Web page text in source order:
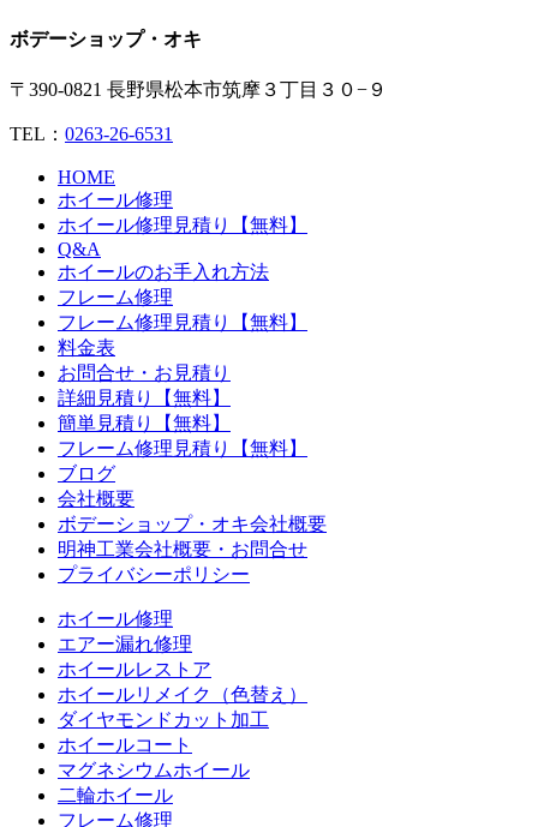
ボデーショップ・オキ
〒390-0821 長野県松本市筑摩３丁目３０−９
TEL： 0263-26-6531
HOME
ホイール修理
ホイール修理見積り【無料】
Q&A
ホイールのお手入れ方法
フレーム修理
フレーム修理見積り【無料】
料金表
お問合せ・お見積り
詳細見積り【無料】
簡単見積り【無料】
フレーム修理見積り【無料】
ブログ
会社概要
ボデーショップ・オキ会社概要
明神工業会社概要・お問合せ
プライバシーポリシー
ホイール修理
エアー漏れ修理
ホイールレストア
ホイールリメイク（色替え）
ダイヤモンドカット加工
ホイールコート
マグネシウムホイール
二輪ホイール
フレーム修理